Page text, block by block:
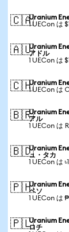
🇨🇦Uranium
1 UECon は
🇦🇺Uranium
アドル
1 UECon は
🇨🇭Uranium
1 UECon は
🇧🇷Uranium
アル
1 UECon は
🇧🇩Uranium
ュ・タカ
1 UECon は
🇵🇭Uranium
ペソ
1 UECon は
🇵🇱Uranium
ロチ